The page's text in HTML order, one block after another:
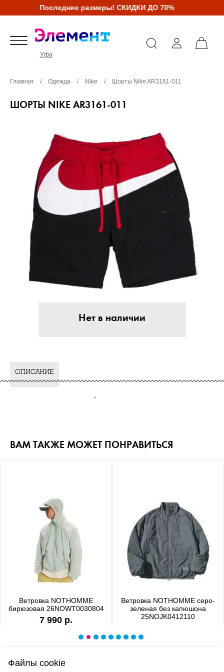
Последние размеры! СКИДКИ ДО 70%
Уфа
Главная / Одежда / Nike / Шорты Nike AR3161-011
ШОРТЫ NIKE AR3161-011
Нет в наличии
ОПИСАНИЕ
-
ВАМ ТАКЖЕ МОЖЕТ ПОНРАВИТЬСЯ
Ветровка NOTHOMME
бирюзовая 26NOWT0030804
7 990 р.
Ветровка NOTHOMME серо-
зеленая без капюшона
25NOJK0412110
Файлы cookie